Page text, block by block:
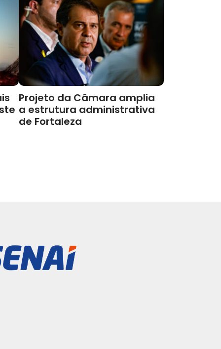
Projeto da Câmara amplia
a estrutura administrativa
de Fortaleza